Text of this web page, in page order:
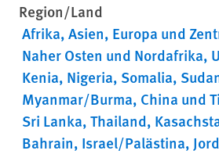
Region/Land
Afrika Asien Europa und
Naher Osten und Nordafrika
Kenia Nigeria Somalia
Myanmar/Burma China und
Sri Lanka Thailand
Bahrain Israel/Palästina